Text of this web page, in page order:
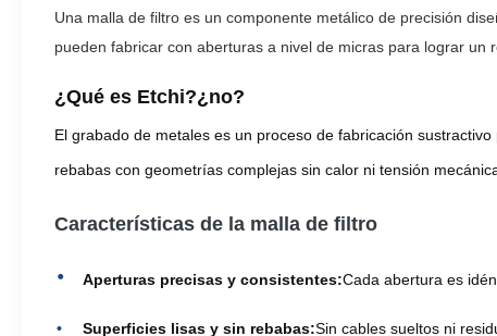
Una malla de filtro es un componente metálico de precisión
pueden fabricar con aberturas a nivel de micras para lograr un
¿Qué es Etchi?¿no?
El grabado de metales es un proceso de fabricación
rebabas con geometrías complejas sin calor ni tensión
Características de la malla de filtro
Aperturas precisas y consistentes:Cada abertura es
Superficies lisas y sin rebabas:Sin cables sueltos ni